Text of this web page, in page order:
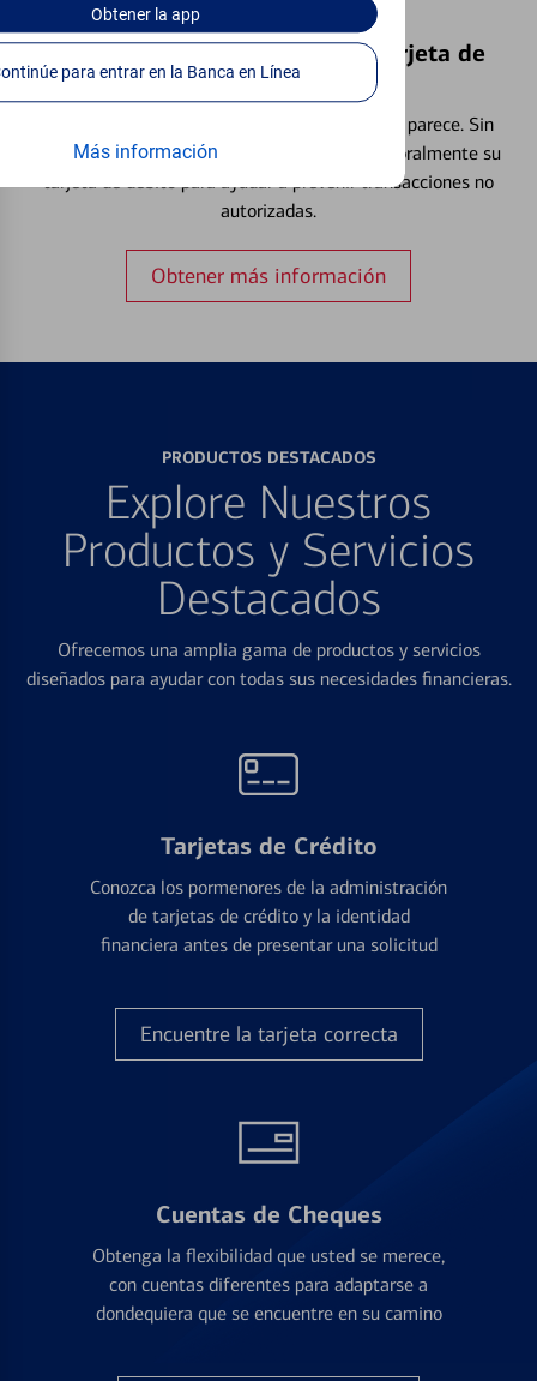
Obtenerla app
Continúe para entrar en la Banca en Línea
Más información
Bloquear y Desbloquear una Tarjeta de
Débito⁴
Extraviar una tarjeta es más común de lo que parece. Sin
embargo, puede bloquear y desbloquear temporalmente su
tarjeta de débito para ayudar a prevenir transacciones no
autorizadas.
Obtener más información
PRODUCTOS DESTACADOS
Explore Nuestros
Productos y Servicios
Destacados
Ofrecemos una amplia gama de productos y servicios
diseñados para ayudar con todas sus necesidades financieras.
Tarjetas de Crédito
Conozca los pormenores de la administración
de tarjetas de crédito y la identidad
financiera antes de presentar una solicitud
Encuentre la tarjeta correcta
Cuentas de Cheques
Obtenga la flexibilidad que usted se merece,
con cuentas diferentes para adaptarse a
dondequiera que se encuentre en su camino